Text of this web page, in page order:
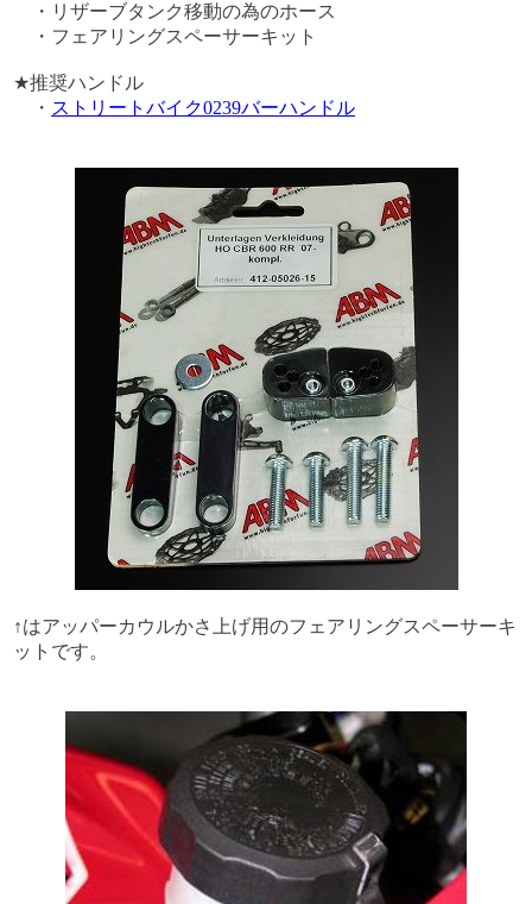
・リザーブタンク移動の為のホース
・フェアリングスペーサーキット
★推奨ハンドル
・ ストリートバイク0239バーハンドル
↑はアッパーカウルかさ上げ用のフェアリングスペーサーキ
ットです。